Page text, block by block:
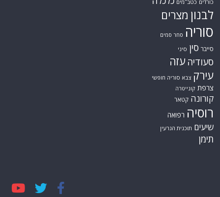
כורדים כטב"מים
לבנון מצרים
סוריה סחר סמים
סייבר סין סיני
סעודיה עזה
עירק צבא סוריה חופשי
צרפת קונייטרה
קורונה קטאר
רוסיה רפואה
שיעים תוכנית הגרעין
תימן